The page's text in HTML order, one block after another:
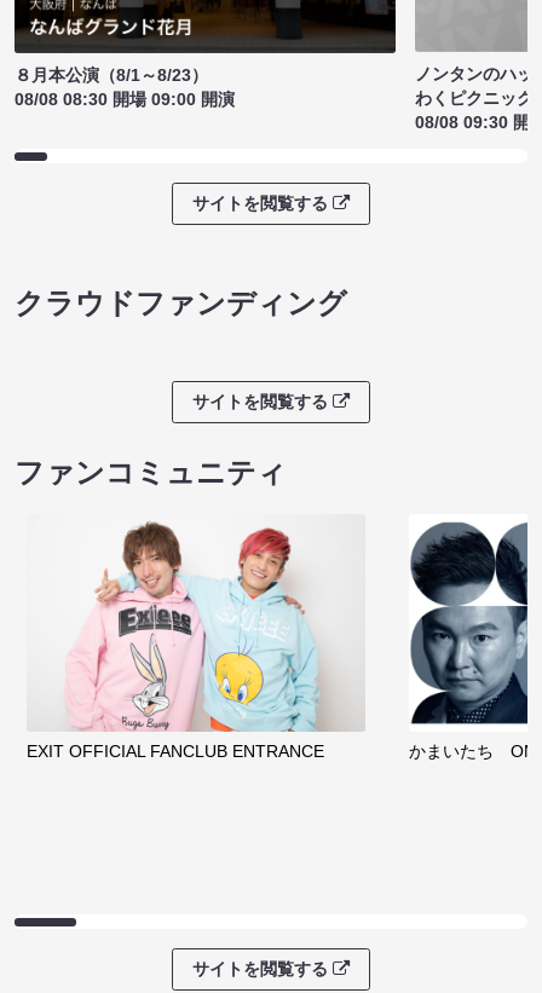
８月本公演（8/1～8/23）
08/08 08:30 開場 09:00 開演
ノンタンのハッ
わくピクニック
08/08 09:30 開
サイトを閲覧する
クラウドファンディング
サイトを閲覧する
ファンコミュニティ
EXIT OFFICIAL FANCLUB ENTRANCE かまいたち
サイトを閲覧する